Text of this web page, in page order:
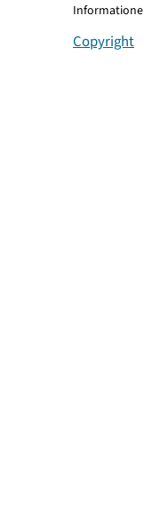
Copyright